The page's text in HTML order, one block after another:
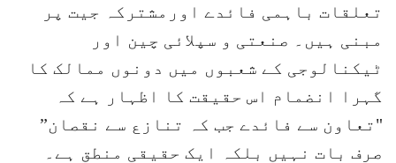
تعلقات باہمی فائدے اورمشترکہ جیت پر
مبنی ہیں۔ صنعتی و سپلائی چین اور
ٹیکنالوجی کے شعبوں میں دونوں ممالک کا
گہرا انضمام اس حقیقت کا اظہار ہے کہ
"تعاون سے فائدے جب کہ تنازع سے نقصان”
صرف بات نہیں بلکہ ایک حقیقی منطق ہے۔